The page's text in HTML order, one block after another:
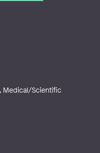
Medical/Scientific